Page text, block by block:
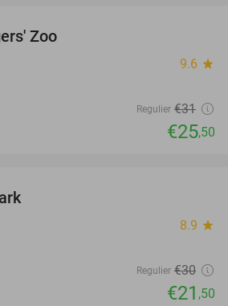
Zoo
9.6 star
Regulier €31
€25,50
8.9 star
Regulier €30
€21 ,50